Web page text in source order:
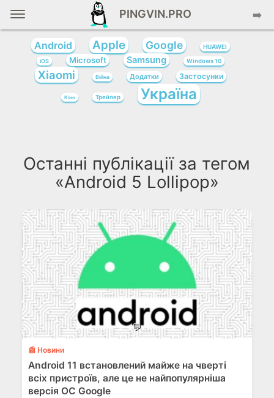
PINGVIN.PRO ➡️
Android Apple Google HUAWEI
iOS Microsoft Samsung Windows 10
Xiaomi Війна Додатки Застосунки
Кіно Трейлер Україна
Останні публікації за тегом
«Android 5 Lollipop»
💬
📰 Новини
Android 11 встановлений майже на чверті
всіх пристроїв, але це не найпопулярніша
версія ОС Google